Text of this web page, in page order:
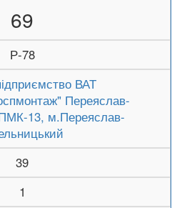
69
Р-78
ВАТ
Переяслав-
13, м.Переяслав-
39
1